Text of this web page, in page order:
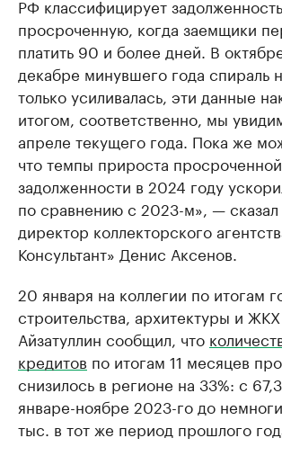
РФ классифицирует
просроченную, когда заемщики
платить 90 и более дней. В
декабре минувшего года спираль
только усиливалась, эти данные
итогом, соответственно, мы
апреле текущего года. Пока же
что темпы прироста
задолженности в 2024 году
по сравнению с 2023-м», — сказал
директор коллекторского
Консультант» Денис Аксенов.
20 января на коллегии по итогам
строительства, архитектуры и
Айзатуллин сообщил, что
кредитов по итогам 11 месяцев
снизилось в регионе на 33%: с
январе-ноябре 2023-го до
тыс. в тот же период прошлого